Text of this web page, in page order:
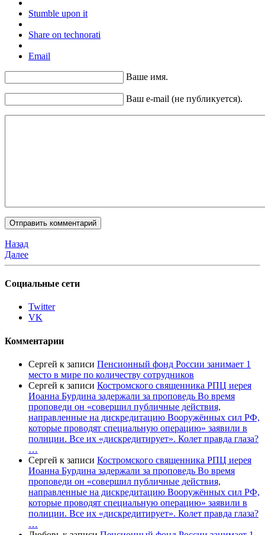
Stumble upon it
Share on technorati
Email
Ваше имя.
Ваш e-mail (не публикуется).
Назад
Далее
Социальные сети
Twitter
VK
Комментарии
Сергей к записи Пенсионный фонд России занимает 1
место в мире по количеству сотрудников
Сергей к записи Костромского священника РПЦ иерея
Иоанна Бурдина задержали за проповедь Во время
проповеди он «совершил публичные действия,
направленные на дискредитацию Вооружённых сил РФ,
которые проводят специальную операцию» заявили в
полиции. Все их «дискредитирует». Колет правда глаза?
…
Сергей к записи Костромского священника РПЦ иерея
Иоанна Бурдина задержали за проповедь Во время
проповеди он «совершил публичные действия,
направленные на дискредитацию Вооружённых сил РФ,
которые проводят специальную операцию» заявили в
полиции. Все их «дискредитирует». Колет правда глаза?
…